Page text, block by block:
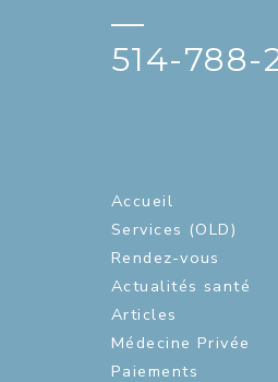
—
514-788-
Accueil
Services (OLD)
Rendez-vous
Actualités santé
Articles
Médecine Privée
Paiements